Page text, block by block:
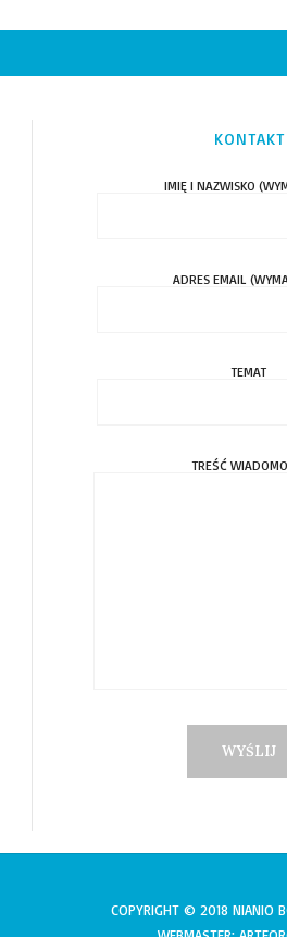
KONTAKT
IMIĘ I NAZWISKO
ADRES EMAIL
TEMAT
TREŚĆ
COPYRIGHT © 2018 NIANIO